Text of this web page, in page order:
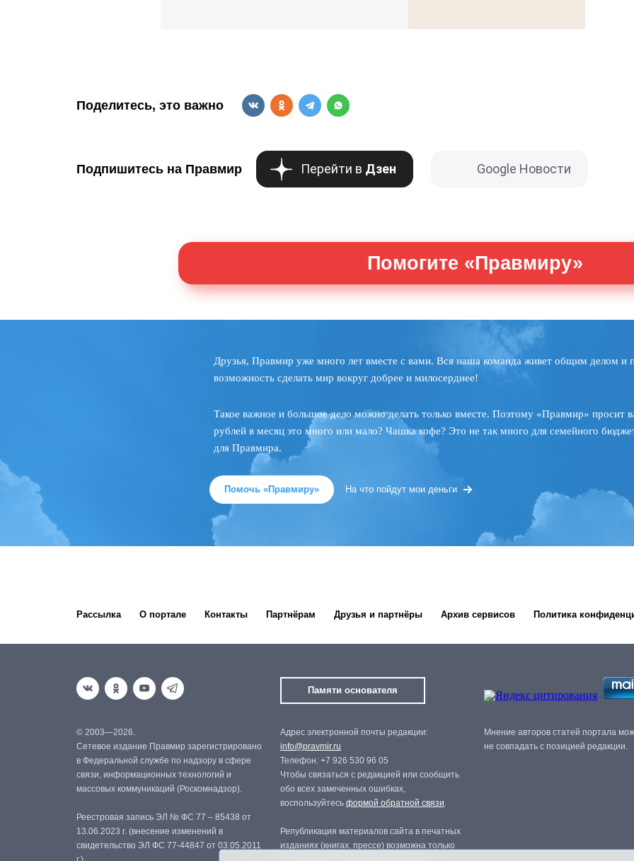
Поделитесь, это важно
Подпишитесь на Правмир Перейти в Дзен Google Новости
Помогите «Правмиру»
Друзья, Правмир уже много лет вместе с вами. Вся наша команда живет общим делом и
возможность сделать мир вокруг добрее и милосерднее!
Такое важное и большое дело можно делать только вместе. Поэтому «Правмир» просит
рублей в месяц это много или мало? Чашка кофе? Это не так много для семейного
для Правмира.
Помочь «Правмиру» На что пойдут мои деньги
Рассылка О портале Контакты Партнёрам Друзья и партнёры Архив сервисов Политика
Памяти основателя
© 2003—2026.
Сетевое издание Правмир зарегистрировано
в Федеральной службе по надзору в сфере
связи, информационных технологий и
массовых коммуникаций (Роскомнадзор).
Реестровая запись ЭЛ № ФС 77 – 85438 от
13.06.2023 г. (внесение изменений в
свидетельство ЭЛ ФС 77-44847 от 03.05.2011
Адрес электронной почты редакции:
info@pravmir.ru
Телефон: +7 926 530 96 05
Чтобы связаться с редакцией или сообщить
обо всех замеченных ошибках,
воспользуйтесь формой обратной связи.
Републикация материалов сайта в печатных
изданиях (книгах, прессе) возможна только
Мнение авторов статей портала
не совпадать с позицией редакции.